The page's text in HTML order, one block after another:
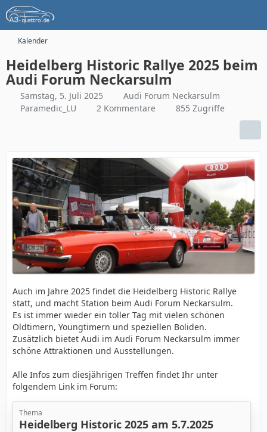
Kalender
Heidelberg Historic Rallye 2025 beim
Audi Forum Neckarsulm
Samstag, 5. Juli 2025
Audi Forum Neckarsulm
Paramedic_LU
2 Kommentare 855 Zugriffe
Auch im Jahre 2025 findet die Heidelberg Historic Rallye
statt, und macht Station beim Audi Forum Neckarsulm.
Es ist immer wieder ein toller Tag mit vielen schönen
Oldtimern, Youngtimern und speziellen Boliden.
Zusätzlich bietet Audi im Audi Forum Neckarsulm immer
schöne Attraktionen und Ausstellungen.
Alle Infos zum diesjährigen Treffen findet Ihr unter
folgendem Link im Forum:
Thema
Heidelberg Historic 2025 am 5.7.2025